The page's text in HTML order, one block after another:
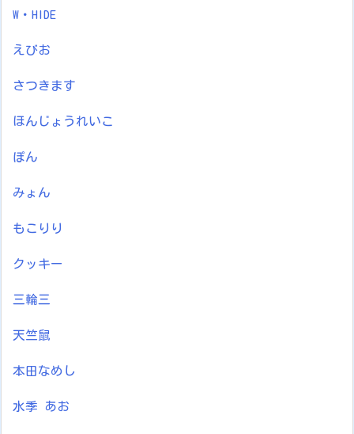
W・HIDE
えびお
さつきます
ほんじょうれいこ
ぽん
みょん
もこりり
クッキー
三輪三
天竺鼠
本田なめし
水季 あお